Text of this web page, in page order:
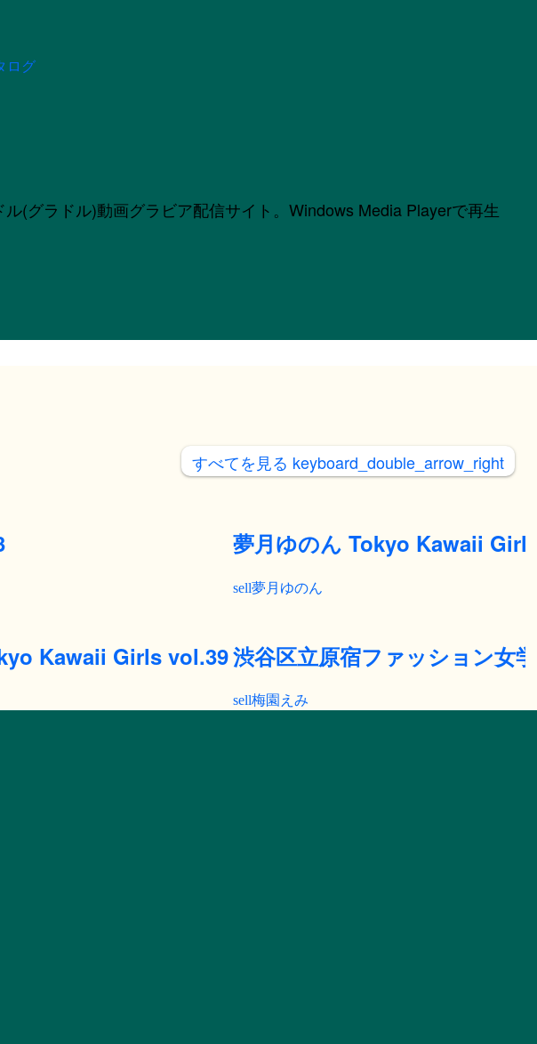
(グラドル)動画グラビア配信サイト。Windows Media Playerで再生
すべてを見る keyboard_double_arrow_right
Kawaii Girls vol.39
夢月ゆのん Tokyo Kawaii
夢月ゆのん
渋谷区立原宿ファッション女
梅園えみ